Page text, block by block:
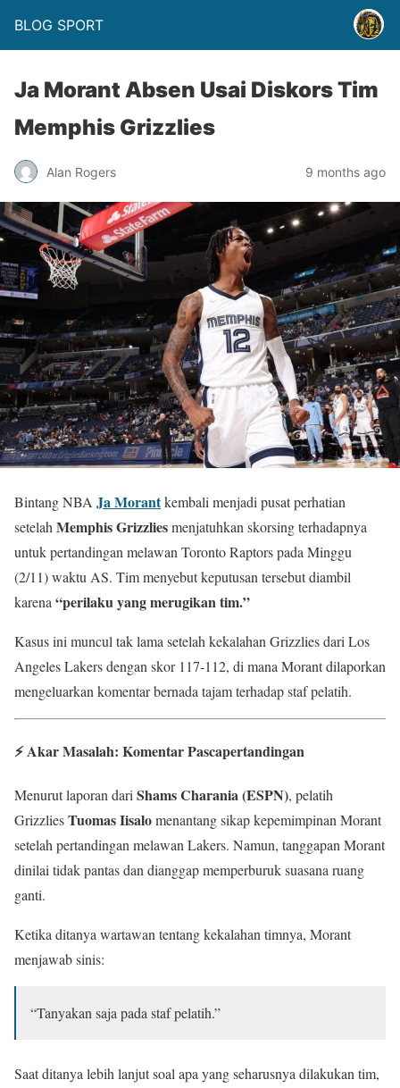
BLOG SPORT
Ja Morant Absen Usai Diskors Tim
Memphis Grizzlies
Alan Rogers 9 months ago
Bintang NBA Ja Morantkembali menjadi pusat perhatian
setelah Memphis Grizzliesmenjatuhkan skorsing terhadapnya
untuk pertandingan melawan Toronto Raptors pada Minggu
(2/11) waktu AS. Tim menyebut keputusan tersebut diambil
karena “perilaku yang merugikan tim.”
Kasus ini muncul tak lama setelah kekalahan Grizzlies dari Los
Angeles Lakers dengan skor 117-112, di mana Morant dilaporkan
mengeluarkan komentar bernada tajam terhadap staf pelatih.
⚡ Akar Masalah: Komentar Pascapertandingan
Menurut laporan dariShams Charania (ESPN), pelatih
GrizzliesTuomas Iisalomenantang sikap kepemimpinan Morant
setelah pertandingan melawan Lakers. Namun, tanggapan Morant
dinilai tidak pantas dan dianggap memperburuk suasana ruang
ganti.
Ketika ditanya wartawan tentang kekalahan timnya, Morant
menjawab sinis:
“Tanyakan saja pada staf pelatih.”
Saat ditanya lebih lanjut soal apa yang seharusnya dilakukan tim,